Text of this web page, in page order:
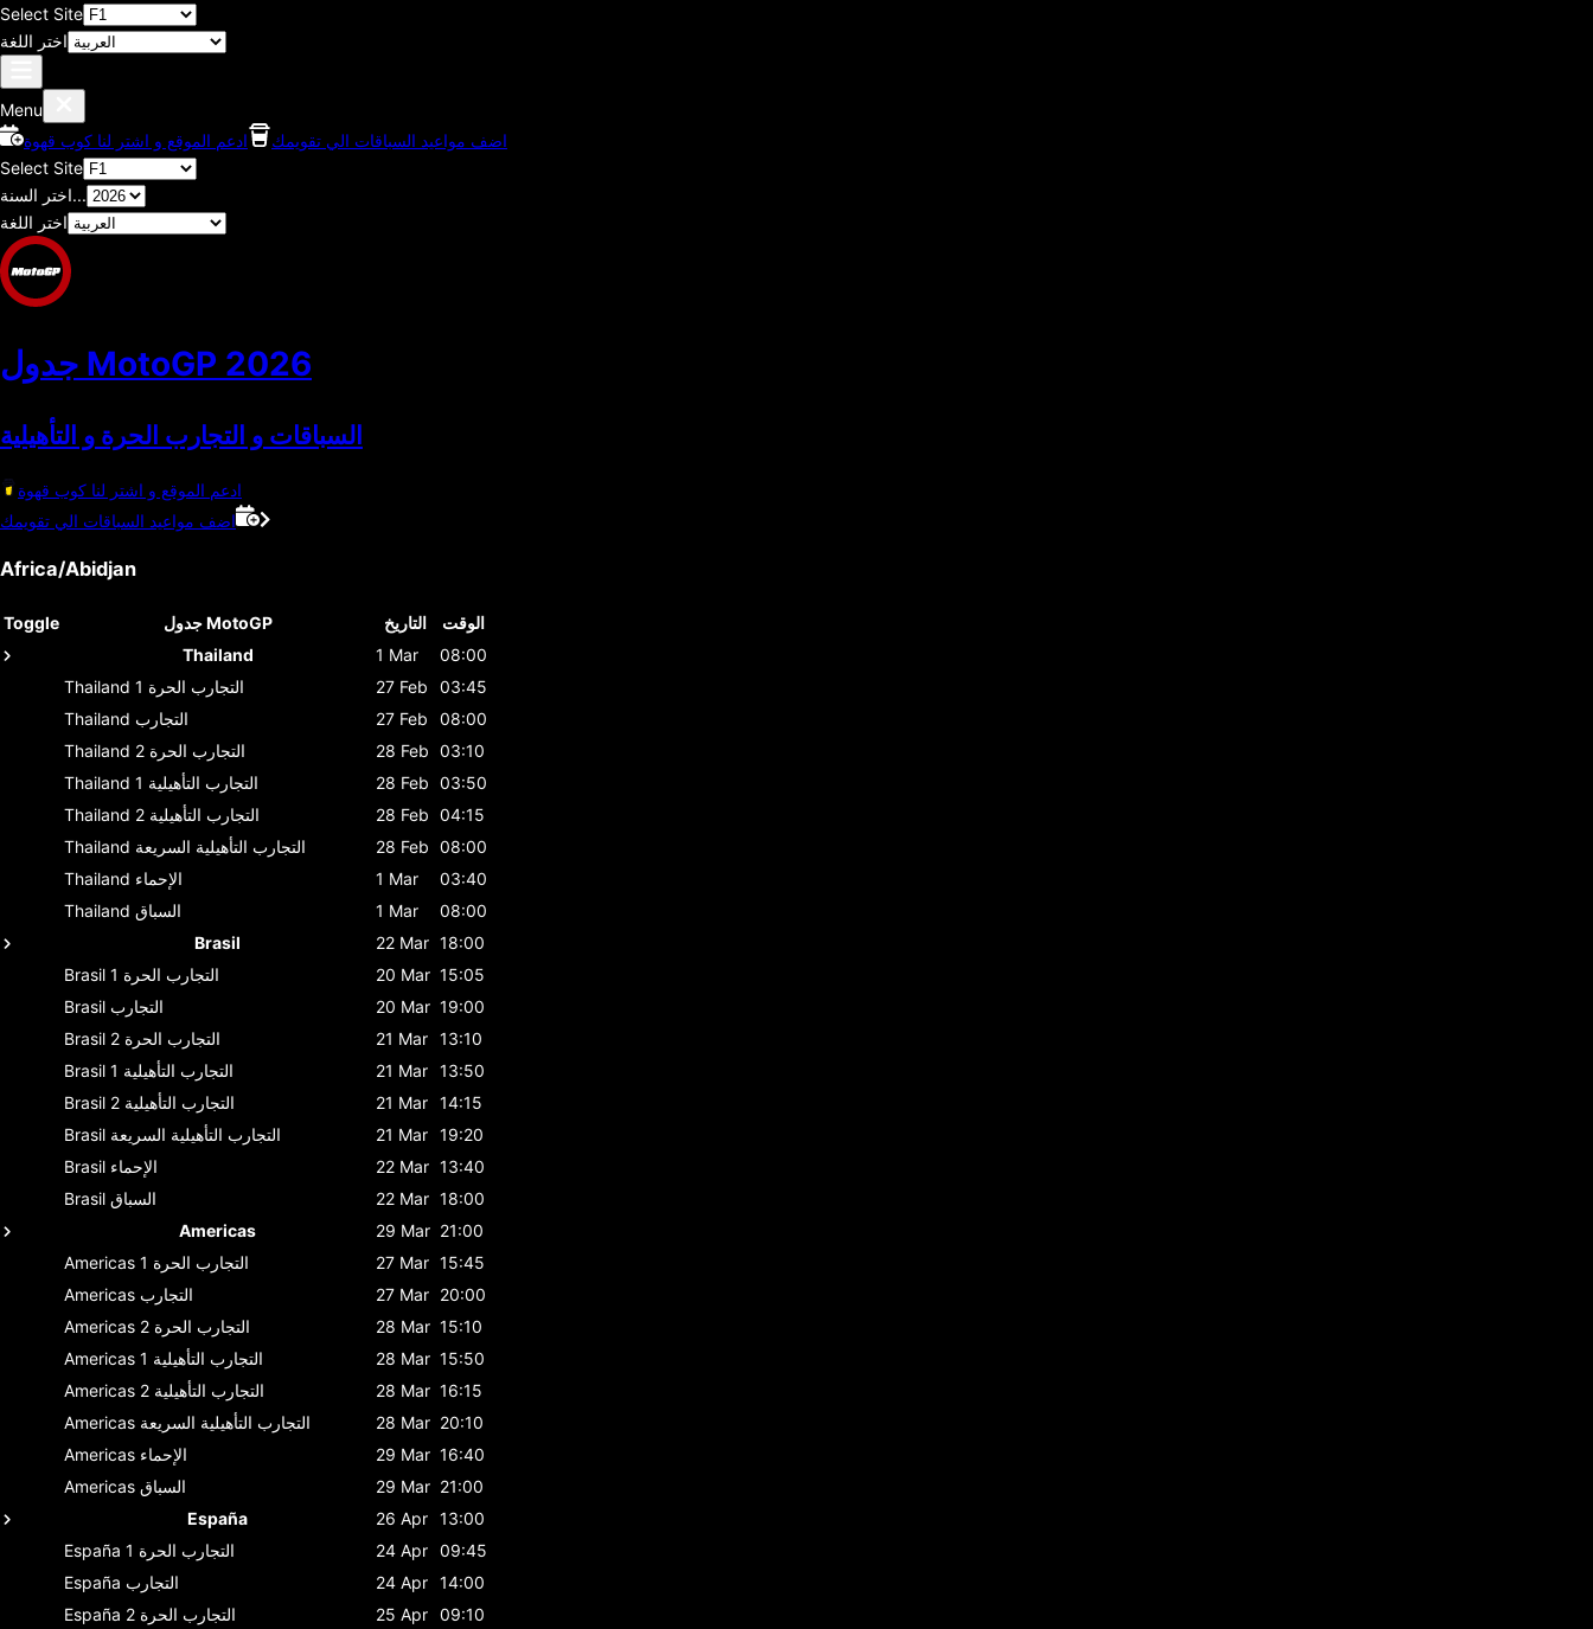
Select Site
اختر اللغة
Menu
اضف مواعيد السباقات الي تقويمك
ادعم الموقع و اشتر لنا كوب قهوة
Select Site
اختر السنة...
اختر اللغة
جدول MotoGP 2026
السباقات و التجارب الحرة و التأهيلية
ادعم الموقع و اشتر لنا كوب قهوة
اضف مواعيد السباقات الي تقويمك
Africa/Abidjan
Toggle جدول MotoGP التاريخ
الوقت
Thailand
1 Mar
08:00
Thailand
التجارب الحرة 1 27 Feb
03:45
Thailand التجارب 27 Feb
08:00
Thailand
التجارب الحرة 2 28 Feb 03:10
Thailand
التجارب التأهيلية 1 28 Feb 03:50
Thailand
التجارب التأهيلية 2 28 Feb 04:15
Thailand التجارب التأهيلية السريعة 28 Feb 08:00
Thailand الإحماء 1 Mar
03:40
Thailand السباق 1 Mar
08:00
Brasil
22 Mar 18:00
Brasil
التجارب الحرة 1 20 Mar 15:05
Brasil التجارب 20 Mar 19:00
Brasil
التجارب الحرة 2 21 Mar 13:10
Brasil
التجارب التأهيلية 1 21 Mar 13:50
Brasil
التجارب التأهيلية 2 21 Mar 14:15
Brasil التجارب التأهيلية السريعة 21 Mar 19:20
Brasil الإحماء 22 Mar 13:40
Brasil السباق 22 Mar 18:00
Americas
29 Mar 21:00
Americas
التجارب الحرة 1 27 Mar 15:45
Americas التجارب 27 Mar 20:00
Americas
التجارب الحرة 2 28 Mar 15:10
Americas
التجارب التأهيلية 1 28 Mar 15:50
Americas
التجارب التأهيلية 2 28 Mar 16:15
Americas التجارب التأهيلية السريعة 28 Mar 20:10
Americas الإحماء 29 Mar 16:40
Americas السباق 29 Mar 21:00
España
26 Apr 13:00
España
التجارب الحرة 1 24 Apr 09:45
España التجارب 24 Apr 14:00
España
التجارب الحرة 2 25 Apr 09:10